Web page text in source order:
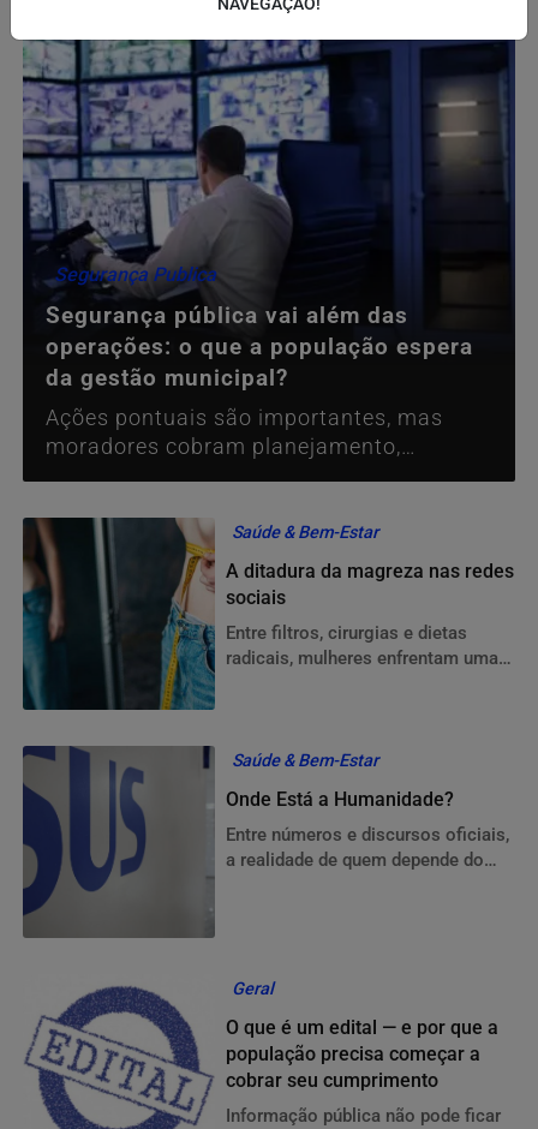
Segurança Publica
Segurança pública vai além das
operações: o que a população espera
da gestão municipal?
Ações pontuais são importantes, mas
moradores cobram planejamento,
prevenção e sensação de segurança no
Saúde & Bem-Estar
A ditadura da magreza nas redes
sociais
Entre filtros, cirurgias e dietas
radicais, mulheres enfrentam uma
Saúde & Bem-Estar
Onde Está a Humanidade?
Entre números e discursos oficiais,
a realidade de quem depende do
Geral
O que é um edital — e por que a
população precisa começar a
cobrar seu cumprimento
Informação pública não pode ficar
NAVEGAÇÃO!